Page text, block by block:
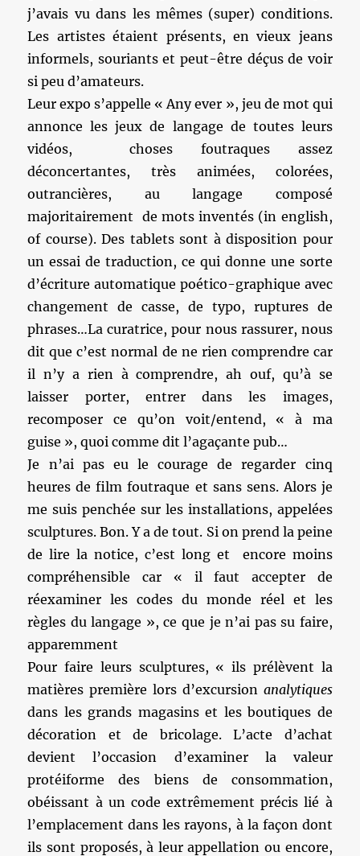
j’avais vu dans les mêmes (super) conditions.
Les artistes étaient présents, en vieux jeans
informels, souriants et peut-être déçus de voir
si peu d’amateurs.
Leur expo s’appelle « Any ever », jeu de mot qui
annonce les jeux de langage de toutes leurs
vidéos, choses foutraques assez
déconcertantes, très animées, colorées,
outrancières, au langage composé
majoritairement de mots inventés (in english,
of course). Des tablets sont à disposition pour
un essai de traduction, ce qui donne une sorte
d’écriture automatique poético-graphique avec
changement de casse, de typo, ruptures de
phrases…La curatrice, pour nous rassurer, nous
dit que c’est normal de ne rien comprendre car
il n’y a rien à comprendre, ah ouf, qu’à se
laisser porter, entrer dans les images,
recomposer ce qu’on voit/entend, « à ma
guise », quoi comme dit l’agaçante pub…
Je n’ai pas eu le courage de regarder cinq
heures de film foutraque et sans sens. Alors je
me suis penchée sur les installations, appelées
sculptures. Bon. Y a de tout. Si on prend la peine
de lire la notice, c’est long et encore moins
compréhensible car « il faut accepter de
réexaminer les codes du monde réel et les
règles du langage », ce que je n’ai pas su faire,
apparemment
Pour faire leurs sculptures, « ils prélèvent la
matières première lors d’excursion analytiques
dans les grands magasins et les boutiques de
décoration et de bricolage. L’acte d’achat
devient l’occasion d’examiner la valeur
protéiforme des biens de consommation,
obéissant à un code extrêmement précis lié à
l’emplacement dans les rayons, à la façon dont
ils sont proposés, à leur appellation ou encore,